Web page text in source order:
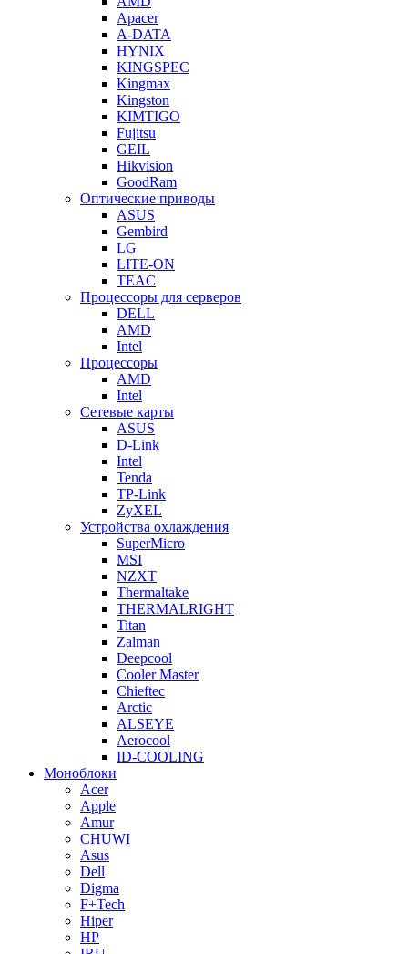
Apacer
A-DATA
HYNIX
KINGSPEC
Kingmax
Kingston
KIMTIGO
Fujitsu
GEIL
Hikvision
GoodRam
Оптические приводы
ASUS
Gembird
LG
LITE-ON
TEAC
Процессоры для серверов
DELL
AMD
Intel
Процессоры
AMD
Intel
Сетевые карты
ASUS
D-Link
Intel
Tenda
TP-Link
ZyXEL
Устройства охлаждения
SuperMicro
MSI
NZXT
Thermaltake
THERMALRIGHT
Titan
Zalman
Deepcool
Cooler Master
Chieftec
Arctic
ALSEYE
Aerocool
ID-COOLING
Моноблоки
Acer
Apple
Amur
CHUWI
Asus
Dell
Digma
F+Tech
Hiper
HP